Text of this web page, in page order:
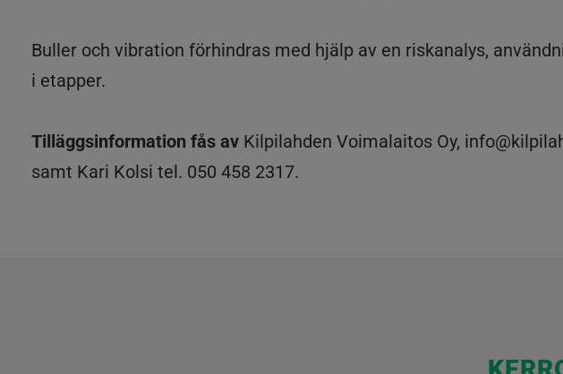
Buller och vibration förhindras med hjälp av en riskanalys,
i etapper.
Tilläggsinformation fås avKilpilahden Voimalaitos Oy,
samt Kari Kolsi tel. 050 458 2317.